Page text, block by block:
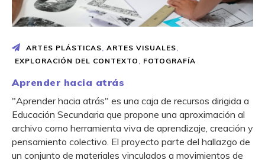
ARTES PLÁSTICAS, ARTES VISUALES,
EXPLORACIÓN DEL CONTEXTO , FOTOGRAFÍA
Aprender hacia atrás
"Aprender hacia atrás" es una caja de recursos dirigida a
Educación Secundaria que propone una aproximación al
archivo como herramienta viva de aprendizaje, creación y
pensamiento colectivo. El proyecto parte del hallazgo de
un conjunto de materiales vinculados a movimientos de